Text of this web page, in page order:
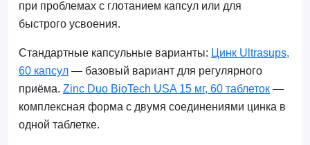
при проблемах с глотанием капсул или для
быстрого усвоения.
Стандартные капсульные варианты: Цинк Ultrasups,
60 капсул— базовый вариант для регулярного
приёма. Zinc Duo BioTech USA 15 мг, 60 таблеток—
комплексная форма с двумя соединениями цинка в
одной таблетке.